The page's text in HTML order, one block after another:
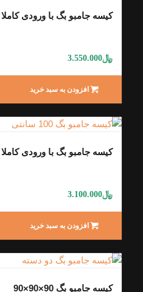
کیسه جامبو بگ با ورودی کاملا
﷼3.550.000
افزودن به سبد خرید
کیسه جامبو بگ با ورودی کاملا
﷼3.100.000
افزودن به سبد خرید
کیسه جامبو بگ 90×90×90